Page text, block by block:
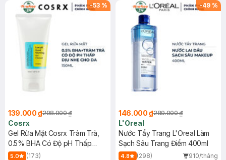
-53 %
139.000 ₫298.000 ₫
Cosrx
Gel Rửa Mặt Cosrx Tràm Trà,
0.5% BHA Có Độ pH Thấp
150ml
5.0
(173)
-49 %
146.000 ₫289.000 ₫
L'Oreal
Nước Tẩy Trang L'Oreal Làm
Sạch Sâu Trang Điểm 400ml
4.8 (298)
910/tháng